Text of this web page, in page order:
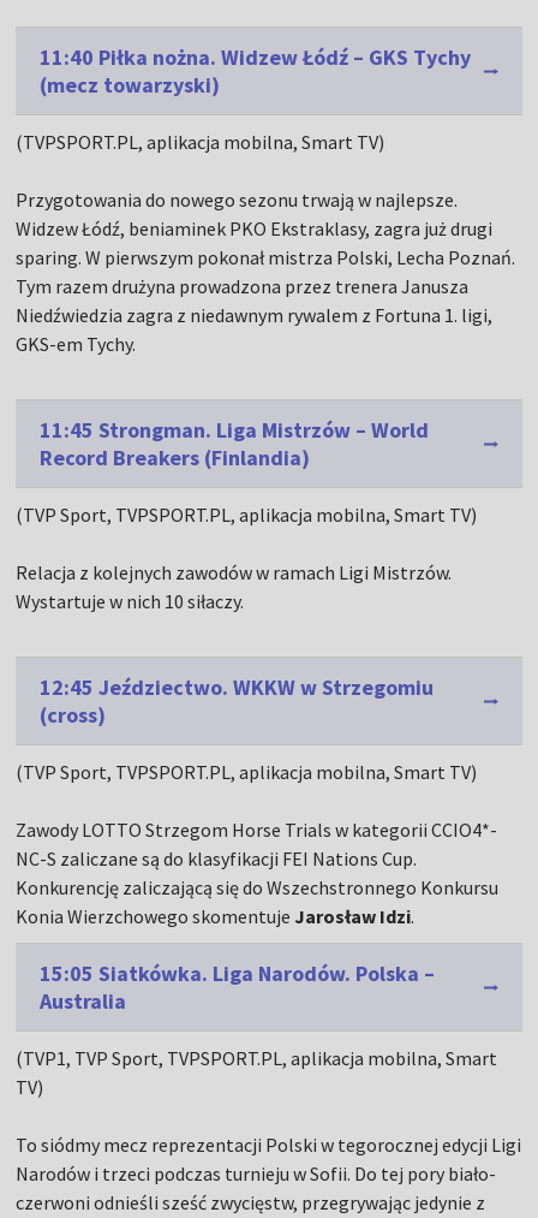
11:40 Piłka nożna. Widzew Łódź – GKS Tychy
(mecz towarzyski)
(TVPSPORT.PL, aplikacja mobilna, Smart TV)
Przygotowania do nowego sezonu trwają w najlepsze.
Widzew Łódź, beniaminek PKO Ekstraklasy, zagra już drugi
sparing. W pierwszym pokonał mistrza Polski, Lecha Poznań.
Tym razem drużyna prowadzona przez trenera Janusza
Niedźwiedzia zagra z niedawnym rywalem z Fortuna 1. ligi,
GKS-em Tychy.
11:45 Strongman. Liga Mistrzów – World
Record Breakers (Finlandia)
(TVP Sport, TVPSPORT.PL, aplikacja mobilna, Smart TV)
Relacja z kolejnych zawodów w ramach Ligi Mistrzów.
Wystartuje w nich 10 siłaczy.
12:45 Jeździectwo. WKKW w Strzegomiu
(cross)
(TVP Sport, TVPSPORT.PL, aplikacja mobilna, Smart TV)
Zawody LOTTO Strzegom Horse Trials w kategorii CCIO4*-
NC-S zaliczane są do klasyfikacji FEI Nations Cup.
Konkurencję zaliczającą się do Wszechstronnego Konkursu
Konia Wierzchowego skomentuje Jarosław Idzi.
15:05 Siatkówka. Liga Narodów. Polska –
Australia
(TVP1, TVP Sport, TVPSPORT.PL, aplikacja mobilna, Smart
TV)
To siódmy mecz reprezentacji Polski w tegorocznej edycji Ligi
Narodów i trzeci podczas turnieju w Sofii. Do tej pory biało-
czerwoni odnieśli sześć zwycięstw, przegrywając jedynie z